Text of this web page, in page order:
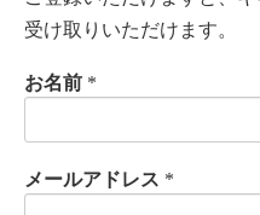
受け取りいただけます。
お名前 *
メールアドレス *